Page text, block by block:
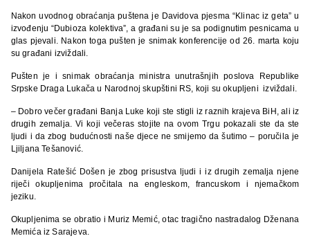
Nakon uvodnog obraćanja puštena je Davidova pjesma “Klinac iz geta” u
izvođenju “Dubioza kolektiva”, a građani su je sa podignutim pesnicama u
glas pjevali. Nakon toga pušten je snimak konferencije od 26. marta koju
su građani izviždali.
Pušten je i snimak obraćanja ministra unutrašnjih poslova Republike
Srpske Draga Lukača u Narodnoj skupštini RS, koji su okupljeni izviždali.
– Dobro večer građani Banja Luke koji ste stigli iz raznih krajeva BiH, ali iz
drugih zemalja. Vi koji večeras stojite na ovom Trgu pokazali ste da ste
ljudi i da zbog budućnosti naše djece ne smijemo da šutimo – poručila je
Ljiljana Tešanović.
Danijela Ratešić Došen je zbog prisustva ljudi i iz drugih zemalja njene
riječi okupljenima pročitala na engleskom, francuskom i njemačkom
jeziku.
Okupljenima se obratio i Muriz Memić, otac tragično nastradalog Dženana
Memića iz Sarajeva.